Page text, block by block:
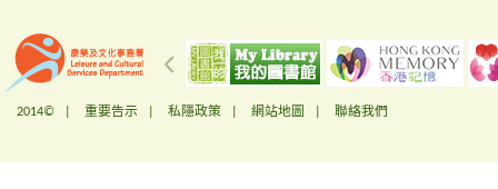
2014© | 重要告示 私隱政策 網站地圖 聯絡我們